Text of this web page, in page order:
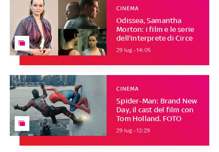
Odissea, Samantha
Morton: i film e le serie
dell'interprete di Circe
CINEMA
29 lug - 14:05
Spider-Man: Brand New
Day, il cast del film con
Tom Holland. FOTO
CINEMA
29 lug - 12:29